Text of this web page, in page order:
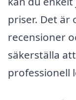
priser. Det är
recensioner
säkerställa
professionell